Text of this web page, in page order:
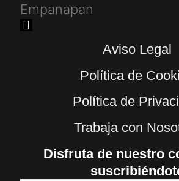
Aviso Legal
Política de
Política de
Trabaja con
Disfruta de nuestro